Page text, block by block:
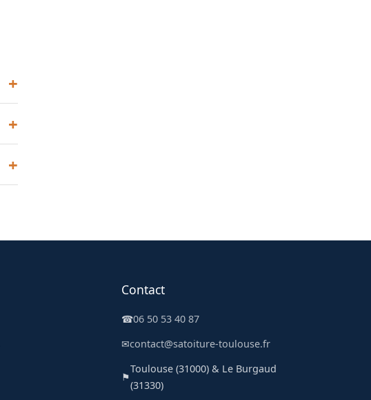
Contact
☎06 50 53 40 87
✉contact@satoiture-toulouse.fr
⚑
Toulouse (31000) & Le Burgaud
(31330)